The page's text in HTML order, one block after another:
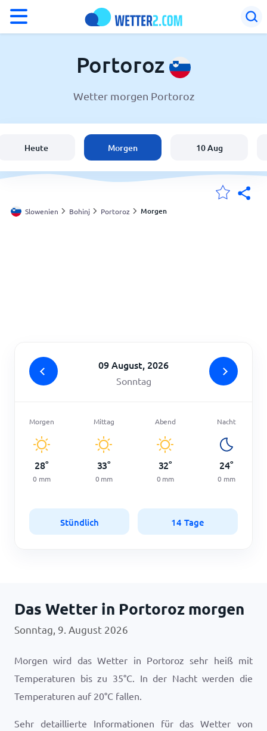
Wetter in Portoroz
Schweiz
Deutschland
Portoroz
Wetter morgen Portoroz
Heute Morgen 10 Aug
Slowenien Bohinj Portoroz Morgen
09 August, 2026
Sonntag
Morgen
28°
0 mm
Mittag
33°
0 mm
Abend
32°
0 mm
Nacht
24°
0 mm
Stündlich 14 Tage
Das Wetter in Portoroz morgen
Sonntag, 9. August 2026
Morgen wird das Wetter in Portoroz sehr heiß mit
Temperaturen bis zu 35°C. In der Nacht werden die
Temperaturen auf 20°C fallen.
Sehr detaillierte Informationen für das Wetter von